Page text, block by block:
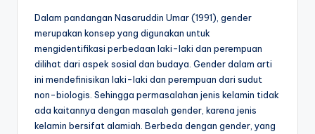
Dalam pandangan Nasaruddin Umar (1991), gender
merupakan konsep yang digunakan untuk
mengidentifikasi perbedaan laki-laki dan perempuan
dilihat dari aspek sosial dan budaya. Gender dalam arti
ini mendefinisikan laki-laki dan perempuan dari sudut
non-biologis. Sehingga permasalahan jenis kelamin tidak
ada kaitannya dengan masalah gender, karena jenis
kelamin bersifat alamiah. Berbeda dengan gender, yang